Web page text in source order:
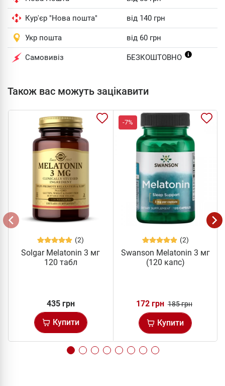
Кур'єр "Нова пошта" від 140 грн
Укр пошта від 60 грн
Самовивіз БЕЗКОШТОВНО
Також вас можуть зацікавити
(2)
Solgar Melatonin 3 мг
120 табл
435 грн
Купити
-7%
(2)
Swanson Melatonin 3 мг
(120 капс)
172 грн 185 грн
Купити